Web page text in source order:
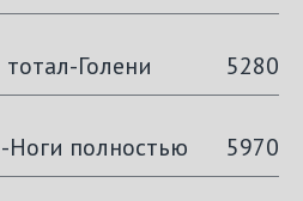
Голени 5280
полностью 5970